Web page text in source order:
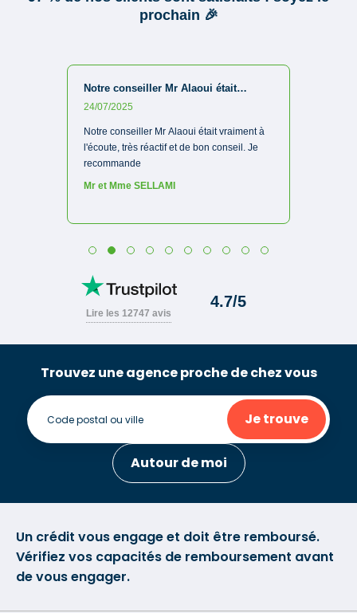
Trouvez une agence proche de chez vous
Je trouve
Autour de moi
Un crédit vous engage et doit être remboursé.
Vérifiez vos capacités de remboursement avant
de vous engager.